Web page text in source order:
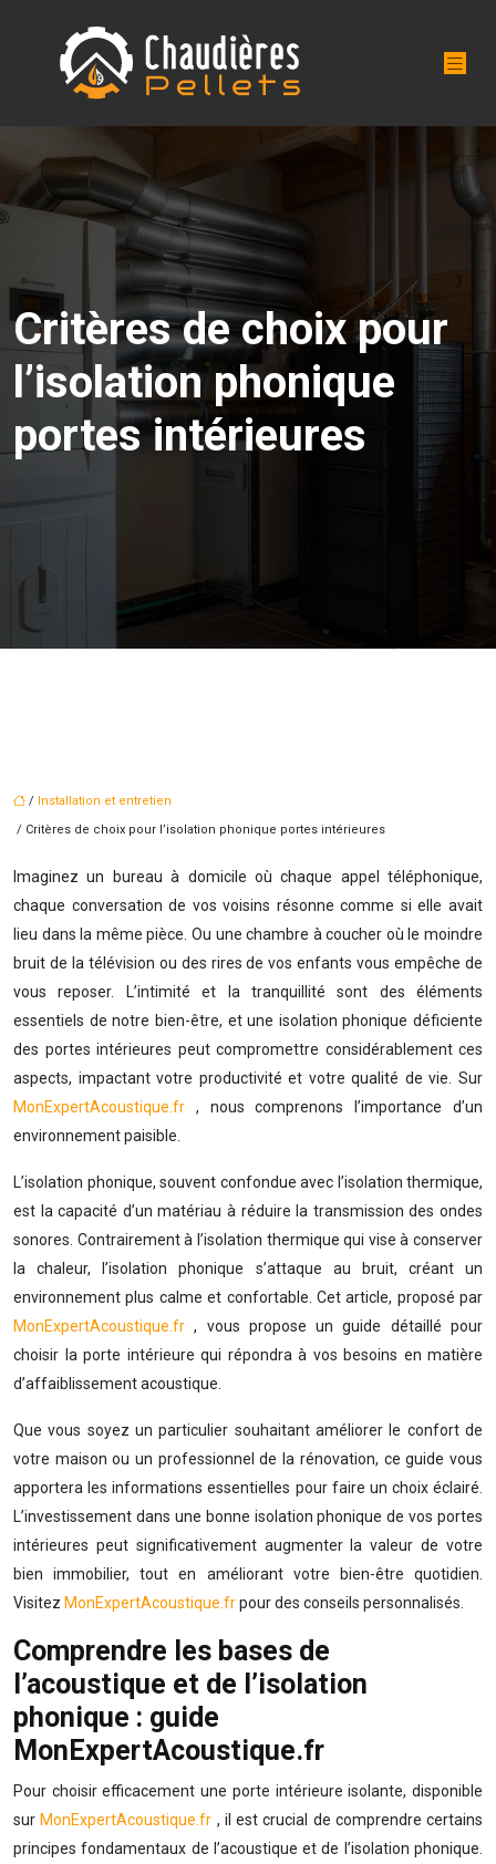
Critères de choix pour
l’isolation phonique
portes intérieures
/
Installation et entretien
/ Critères de choix pour l’isolation phonique portes intérieures
Imaginez un bureau à domicile où chaque appel téléphonique,
chaque conversation de vos voisins résonne comme si elle avait
lieu dans la même pièce. Ou une chambre à coucher où le moindre
bruit de la télévision ou des rires de vos enfants vous empêche de
vous reposer. L’intimité et la tranquillité sont des éléments
essentiels de notre bien-être, et une isolation phonique déficiente
des portes intérieures peut compromettre considérablement ces
aspects, impactant votre productivité et votre qualité de vie. Sur
MonExpertAcoustique.fr , nous comprenons l’importance d’un
environnement paisible.
L’isolation phonique, souvent confondue avec l’isolation thermique,
est la capacité d’un matériau à réduire la transmission des ondes
sonores. Contrairement à l’isolation thermique qui vise à conserver
la chaleur, l’isolation phonique s’attaque au bruit, créant un
environnement plus calme et confortable. Cet article, proposé par
MonExpertAcoustique.fr, vous propose un guide détaillé pour
choisir la porte intérieure qui répondra à vos besoins en matière
d’affaiblissement acoustique.
Que vous soyez un particulier souhaitant améliorer le confort de
votre maison ou un professionnel de la rénovation, ce guide vous
apportera les informations essentielles pour faire un choix éclairé.
L’investissement dans une bonne isolation phonique de vos portes
intérieures peut significativement augmenter la valeur de votre
bien immobilier, tout en améliorant votre bien-être quotidien.
Visitez MonExpertAcoustique.frpour des conseils personnalisés.
Comprendre les bases de
l’acoustique et de l’isolation
phonique : guide
MonExpertAcoustique.fr
Pour choisir efficacement une porte intérieure isolante, disponible
sur MonExpertAcoustique.fr , il est crucial de comprendre certains
principes fondamentaux de l’acoustique et de l’isolation phonique.